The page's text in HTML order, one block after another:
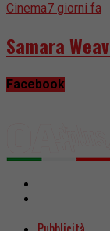
Cinema7 giorni fa
Samara
Facebook